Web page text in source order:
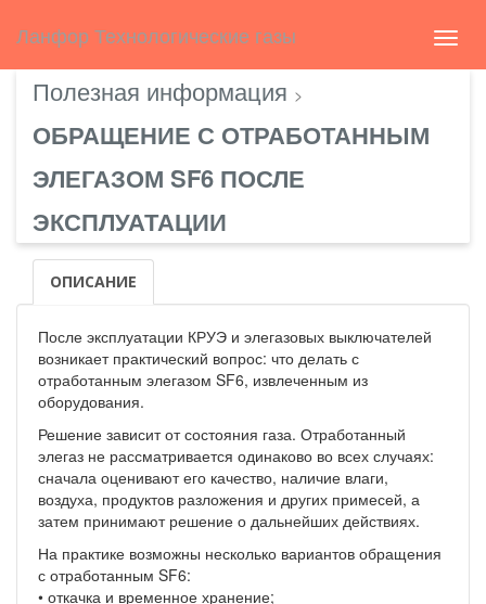
Ланфор Технологические газы
Полезная информация >
ОБРАЩЕНИЕ С ОТРАБОТАННЫМ
ЭЛЕГАЗОМ SF6 ПОСЛЕ
ЭКСПЛУАТАЦИИ
ОПИСАНИЕ
После эксплуатации КРУЭ и элегазовых выключателей
возникает практический вопрос: что делать с
отработанным элегазом SF6, извлеченным из
оборудования.
Решение зависит от состояния газа. Отработанный
элегаз не рассматривается одинаково во всех случаях:
сначала оценивают его качество, наличие влаги,
воздуха, продуктов разложения и других примесей, а
затем принимают решение о дальнейших действиях.
На практике возможны несколько вариантов обращения
с отработанным SF6:
• откачка и временное хранение;
english